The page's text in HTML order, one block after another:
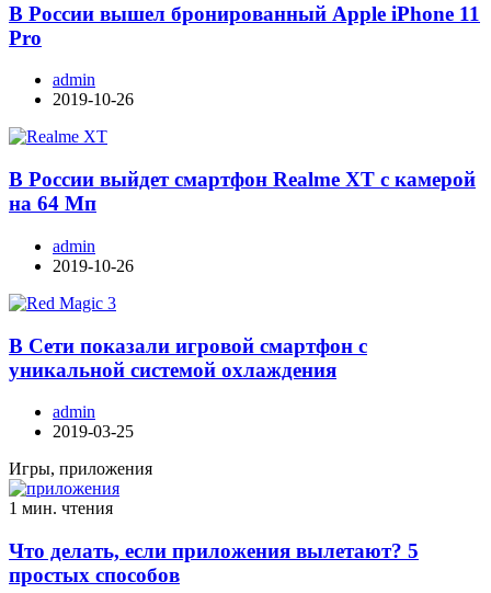
В России вышел бронированный Apple iPhone 11
Pro
admin
2019-10-26
В России выйдет смартфон Realme XT с камерой
на 64 Мп
admin
2019-10-26
В Сети показали игровой смартфон с
уникальной системой охлаждения
admin
2019-03-25
Игры, приложения
1 мин. чтения
Что делать, если приложения вылетают? 5
простых способов